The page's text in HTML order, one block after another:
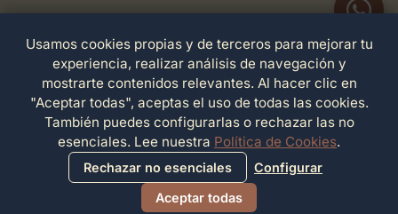
Legales
Política de Privacidad
Política de Cookies
Configuración de Cookies
Términos de Servicio
Contacto
Usamos cookies propias y de terceros para mejorar tu
experiencia, realizar análisis de navegación y
mostrarte contenidos relevantes. Al hacer clic en
"Aceptar todas", aceptas el uso de todas las cookies.
También puedes configurarlas o rechazar las no
esenciales. Lee nuestra Política de Cookies.
Rechazar no esenciales
Configurar
Aceptar todas